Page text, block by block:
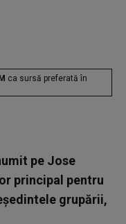
ca sursă preferată în
pe Jose
principal pentru
grupării,